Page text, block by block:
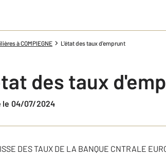
à COMPIEGNE L'état des taux d'emprunt
des taux
le 04/07/2024
DES TAUX DE LA BANQUE CNTRALE